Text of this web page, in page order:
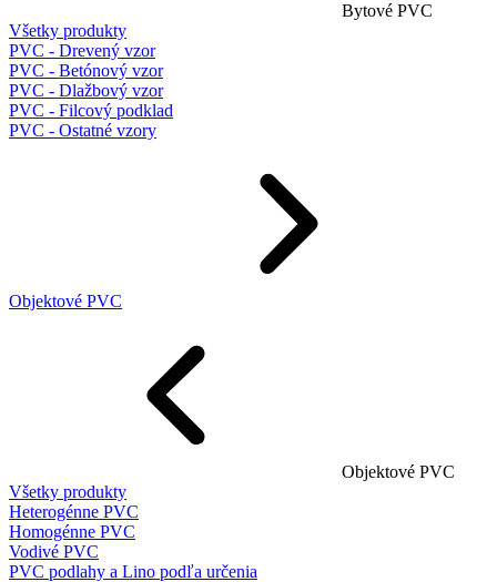
Bytové PVC
Všetky produkty
PVC - Drevený vzor
PVC - Betónový vzor
PVC - Dlažbový vzor
PVC - Filcový podklad
PVC - Ostatné vzory
Objektové PVC
Objektové PVC
Všetky produkty
Heterogénne PVC
Homogénne PVC
Vodivé PVC
PVC podlahy a Lino podľa určenia